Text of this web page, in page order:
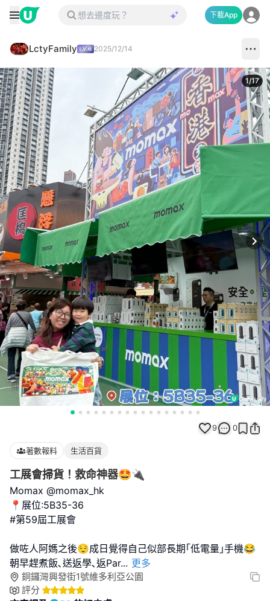
下載App
LctyFamily 2025/12/14
1/17
9 0
著數報料 生活百貨
工展會掃貨！救命神器🤩🔌
Momax @momax_hk
📍展位:5B35-36
#第59屆工展會
做咗人阿媽之後😌成日覺得自己似部長期｢低電量｣手機😂
朝早趕煮飯､送返學､返Par... 更多
銅鑼灣興發街1號維多利亞公園
評分